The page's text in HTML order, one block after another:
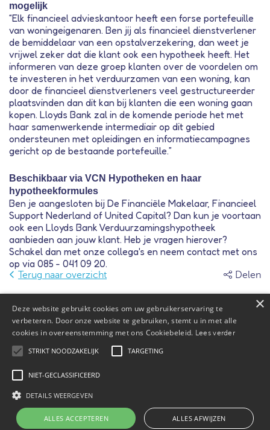
mogelijk
“Elk financieel advieskantoor heeft een forse portefeuille
van woningeigenaren. Ben jij als financieel dienstverlener
de bemiddelaar van een opstalverzekering, dan weet je
vrijwel zeker dat die klant ook een hypotheek heeft. Het
informeren van deze groep klanten over de voordelen om
te investeren in het verduurzamen van een woning, kan
door de financieel dienstverleners veel gestructureerder
plaatsvinden dan dit kan bij klanten die een woning gaan
kopen. Lloyds Bank zal in de komende periode het met
haar samenwerkende intermediair op dit gebied
ondersteunen met opleidingen en informatiecampagnes
gericht op de bestaande portefeuille.”
Beschikbaar via VCN Hypotheken en haar
hypotheekformules
Ben je aangesloten bij De Financiële Makelaar, Financieel
Support Nederland of United Capital? Dan kun je voortaan
ook een Lloyds Bank Verduurzamingshypotheek
aanbieden aan jouw klant. Heb je vragen hierover?
Schakel dan met onze collega's en neem contact met ons
op via 085 - 041 09 20.
Terug naar overzicht Delen
Gerelateerde artikelen
×
Deze website gebruikt cookies om uw gebruikerservaring te
verbeteren. Door onze website te gebruiken, stemt u in met alle
cookies in overeenstemming met ons Cookiebeleid. Lees verder
STRIKT NOODZAKELIJK TARGETING
NIET-GECLASSIFICEERD
DETAILS WEERGEVEN
ALLES ACCEPTEREN ALLES AFWIJZEN